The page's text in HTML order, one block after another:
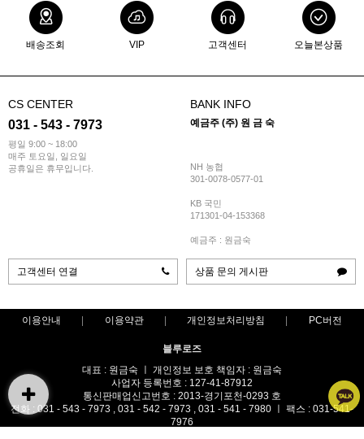
배송조회 VIP 고객센터 오늘본상품
CS CENTER
031 - 543 - 7973
평일 9:00 ~ 18:00
매주 토요일, 일요일
공휴일은 휴무입니다.
BANK INFO
예금주 (주) 원 금 숙
NH 농협
301-0078-0577-01
KB 국민
171301-04-153368
예금주 : 원금숙
고객센터 연결 상품 문의 게시판
이용안내 이용약관 개인정보처리방침 PC버전
블루로즈
대표 : 원금숙 ㅣ 개인정보 보호 책임자 : 원금숙
사업자 등록번호 : 127-41-87912
통신판매업신고번호 : 2013-경기포천-0293 호
전화 : 031 - 543 - 7973 , 031 - 542 - 7973 , 031 - 541 - 7980 ㅣ 팩스 : 031-541-
7976